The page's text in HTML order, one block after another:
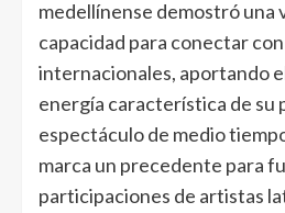
medellínense demostró una
capacidad para conectar
internacionales, aportando
energía característica de su
espectáculo de medio
marca un precedente para
participaciones de artistas